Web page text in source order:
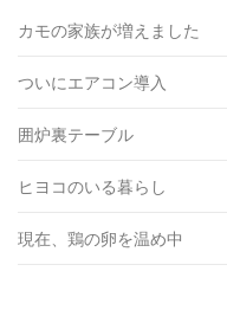
カモの家族が増えました
ついにエアコン導入
囲炉裏テーブル
ヒヨコのいる暮らし
現在、鶏の卵を温め中